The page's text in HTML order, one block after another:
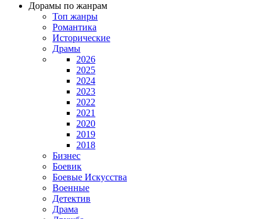
Дорамы по жанрам
Топ жанры
Романтика
Исторические
Драмы
2026
2025
2024
2023
2022
2021
2020
2019
2018
Бизнес
Боевик
Боевые Искусства
Военные
Детектив
Драма